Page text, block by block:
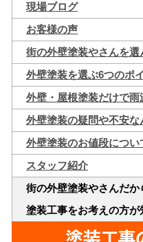
現場ブログ
お客様の声
街の外壁塗装やさんを選
外壁塗装を選ぶ6つのポ
外壁・屋根塗装だけで
外壁塗装の疑問や不安
外壁塗装のお値段につい
スタッフ紹介
街の外壁塗装やさんだ
塗装工事をお考えの方が